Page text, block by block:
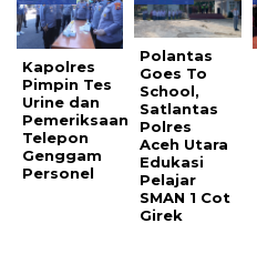
Kapolres
Pimpin Tes
Urine dan
Pemeriksaan
Telepon
Genggam
Personel
Polantas
Goes To
School,
Satlantas
Polres
Aceh Utara
Edukasi
Pelajar
SMAN 1 Cot
Girek